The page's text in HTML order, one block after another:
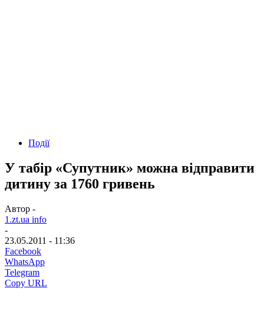
Події
У табір «Супутник» можна відправити
дитину за 1760 гривень
Автор -
1.zt.ua info
-
23.05.2011 - 11:36
Facebook
WhatsApp
Telegram
Copy URL